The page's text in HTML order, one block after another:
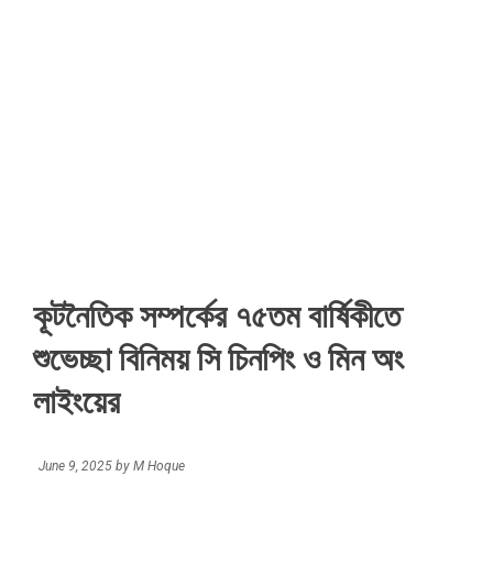
কূটনৈতিক সম্পর্কের ৭৫তম বার্ষিকীতে
শুভেচ্ছা বিনিময় সি চিনপিং ও মিন অং
লাইংয়ের
June 9, 2025 by M Hoque